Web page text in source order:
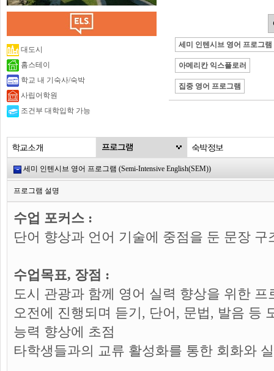
대도시
홈스테이
학교 내 기숙사/숙박
사립어학원
조건부 대학입학 가능
세미 인텐시브 영어 프로그램
아메리칸 익스플로러
집중 영어 프로그램
세미 인텐시브 영어 프로그램 (Semi-Intensive English(SEM))
프로그램 설명
수업 포커스 :
단어 향상과 언어 기술에 중점을 둔 문장 구
수업목표, 장점 :
도시 관광과 함께 영어 실력 향상을 위한 프
오전에 진행되며 듣기, 단어, 문법, 발음 등
능력 향상에 초점
타학생들과의 교류 활성화를 통한 회화와